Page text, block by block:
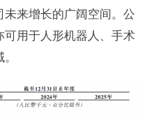
来增长的广阔空间。公
用于人形机器人、手术